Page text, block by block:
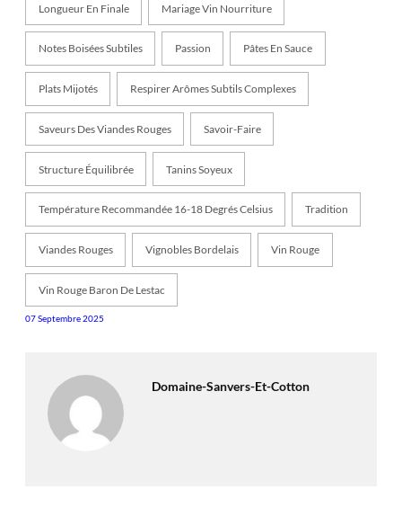
Longueur En Finale Mariage Vin Nourriture
Notes Boisées Subtiles Passion Pâtes En Sauce
Plats Mijotés Respirer Arômes Subtils Complexes
Saveurs Des Viandes Rouges Savoir-Faire
Structure Équilibrée Tanins Soyeux
Température Recommandée 16-18 Degrés Celsius Tradition
Viandes Rouges Vignobles Bordelais Vin Rouge
Vin Rouge Baron De Lestac
07 Septembre 2025
Domaine-Sanvers-Et-Cotton